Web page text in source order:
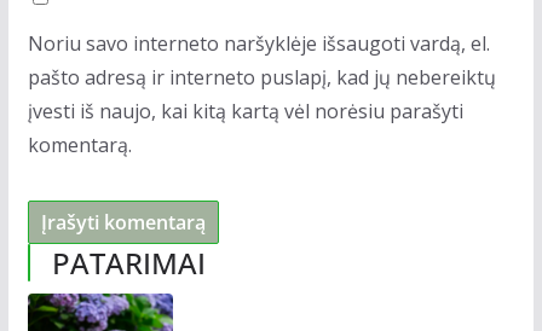
Noriu savo interneto naršyklėje išsaugoti vardą, el.
pašto adresą ir interneto puslapį, kad jų nebereiktų
įvesti iš naujo, kai kitą kartą vėl norėsiu parašyti
komentarą.
PATARIMAI